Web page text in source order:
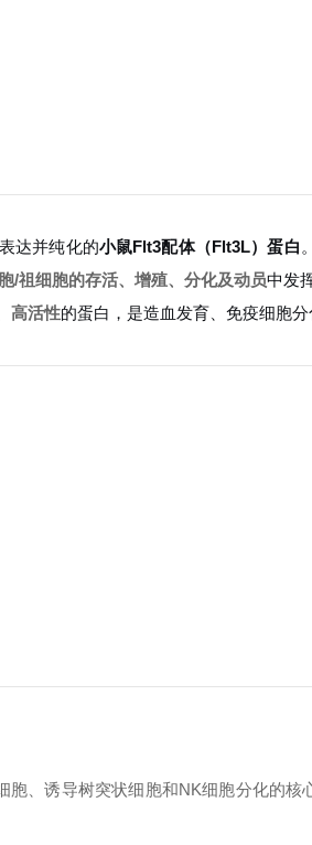
达并纯化的小鼠Flt3配体（Flt3L）蛋白
/祖细胞的存活、增殖、分化及动员中发
、高活性的蛋白，是造血发育、免疫细胞
胞、诱导树突状细胞和NK细胞分化的